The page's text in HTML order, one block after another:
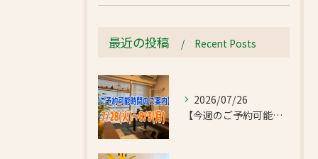
最近の投稿 Recent Posts
2026/07/26
【今週のご予約可能時間のご案内】2026/7/28(火)~8/3(月)